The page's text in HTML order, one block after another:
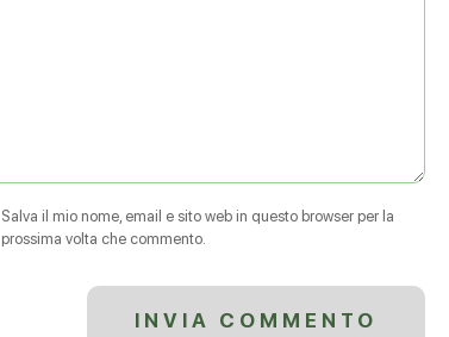
Salva il mio nome, email e sito web in questo browser per la
prossima volta che commento.